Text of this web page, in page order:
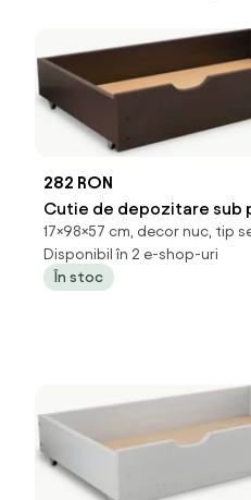
282 RON
Cutie de depozitare sub
nuc
17×98×57 cm, decor nuc, tip
Disponibil în 2 e-shop-uri
În stoc